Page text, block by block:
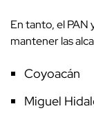
En tanto, el PAN
mantener las
Coyoacán
Miguel